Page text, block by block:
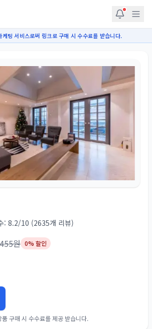
팅 서비스로써 링크로 구매 시 수수료를 받습니다.
: 8.2/10 (2635개 리뷰)
원 0% 할인
구매 시 수수료를 제공 받습니다.